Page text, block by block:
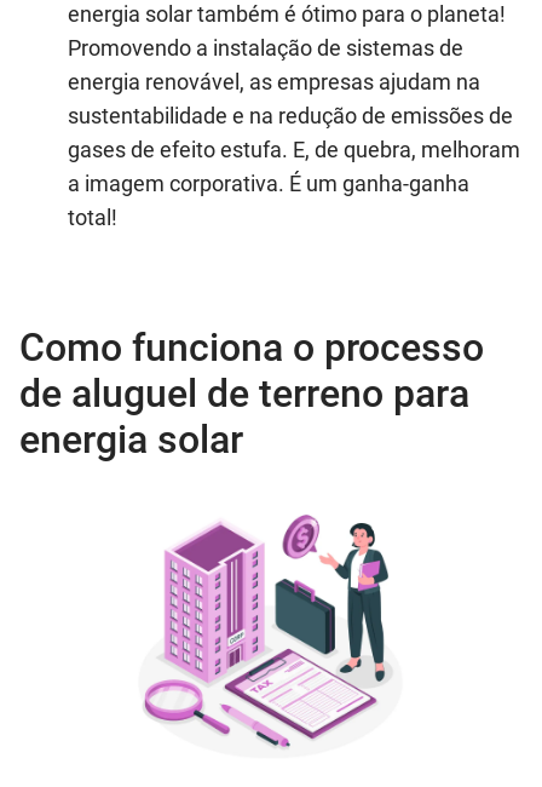
energia solar também é ótimo para o planeta!
Promovendo a instalação de sistemas de
energia renovável, as empresas ajudam na
sustentabilidade e na redução de emissões de
gases de efeito estufa. E, de quebra, melhoram
a imagem corporativa. É um ganha-ganha
total!
Como funciona o processo
de aluguel de terreno para
energia solar